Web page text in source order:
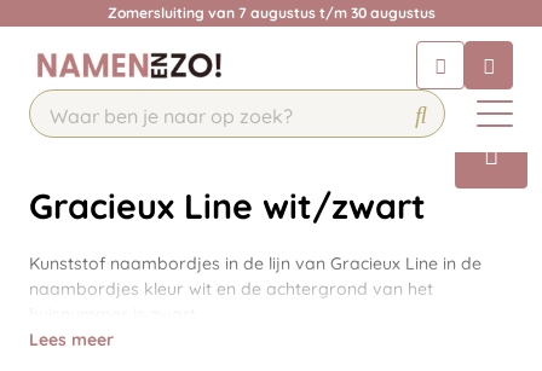
Zomersluiting van 7 augustus t/m 30 augustus
Chat 24/7 met onze chatbot voor
hulp
Contact
Gracieux Line wit/zwart
Kunststof naambordjes in de lijn van Gracieux Line in de
naambordjes kleur wit en de achtergrond van het
Lees meer